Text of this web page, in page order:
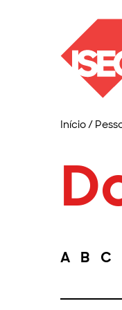
Início/
A B C